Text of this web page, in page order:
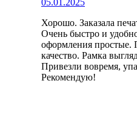
Хорошо. Заказала
Очень быстро и
оформления простые.
качество. Рамка
Привезли вовремя,
Рекомендую!